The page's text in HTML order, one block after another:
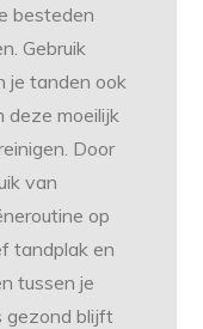
besteden
Gebruik
je tanden ook
deze moeilijk
Door
van
op
tandplak en
tussen je
gezond blijft